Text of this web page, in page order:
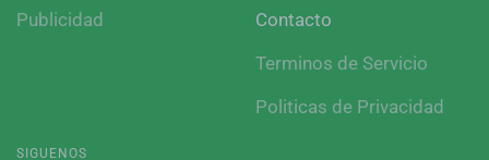
Publicidad
Contacto
Terminos de Servicio
Politicas de Privacidad
SIGUENOS